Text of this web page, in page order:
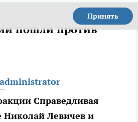
Принять
пошли против
administrator
Справедливая
Николай Левичев и